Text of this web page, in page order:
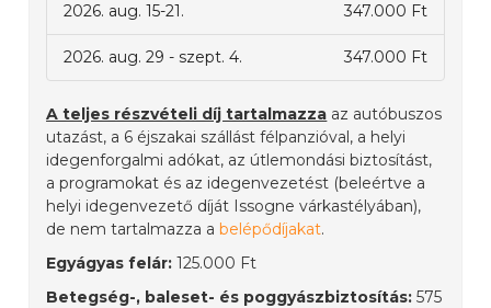
2026. aug. 15-21. 347.000 Ft
2026. aug. 29 - szept. 4. 347.000 Ft
A teljes részvételi díj tartalmazza az autóbuszos
utazást, a 6 éjszakai szállást félpanzióval, a helyi
idegenforgalmi adókat, az útlemondási biztosítást,
a programokat és az idegenvezetést (beleértve a
helyi idegenvezető díját Issogne várkastélyában),
de nem tartalmazza abelépődíjakat.
Egyágyas felár: 125.000 Ft
Betegség-, baleset- és poggyászbiztosítás: 575